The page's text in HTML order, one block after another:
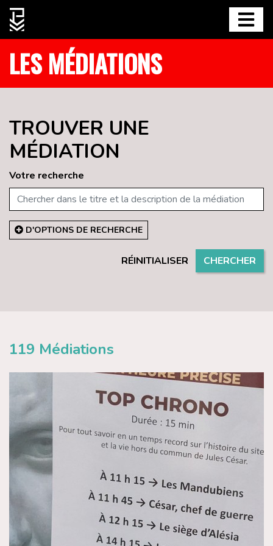
LES MÉDIATIONS
TROUVER UNE
MÉDIATION
Votre recherche
D'OPTIONS DE RECHERCHE
RÉINITIALISER
119 Médiations